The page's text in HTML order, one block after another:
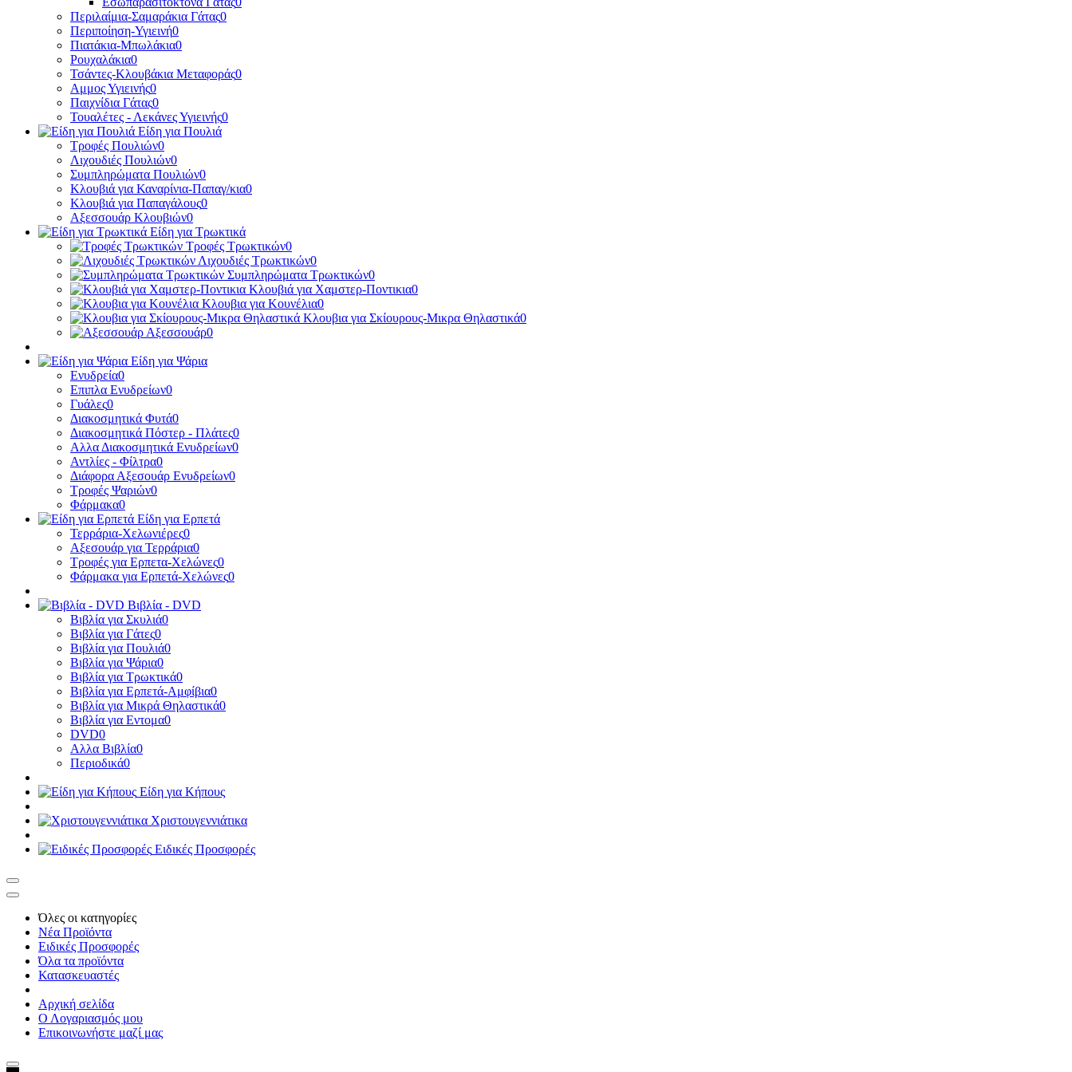
Περιλαίμια-Σαμαράκια Γάτας0
Περιποίηση-Υγιεινή0
Πιατάκια-Μπωλάκια0
Ρουχαλάκια0
Τσάντες-Κλουβάκια Μεταφοράς0
Αμμος Υγιεινής0
Παιχνίδια Γάτας0
Τουαλέτες - Λεκάνες Υγιεινής0
Είδη για Πουλιά
Τροφές Πουλιών0
Λιχουδιές Πουλιών0
Συμπληρώματα Πουλιών0
Κλουβιά για Καναρίνια-Παπαγ/κια0
Κλουβιά για Παπαγάλους0
Αξεσσουάρ Κλουβιών0
Είδη για Τρωκτικά
Τροφές Τρωκτικών0
Λιχουδιές Τρωκτικών0
Συμπληρώματα Τρωκτικών0
Κλουβιά για Χαμστερ-Ποντικια0
Κλουβια για Κουνέλια0
Κλουβια για Σκίουρους-Μικρα Θηλαστικά0
Αξεσσουάρ0
Είδη για Ψάρια
Ενυδρεία0
Επιπλα Ενυδρείων0
Γυάλες0
Διακοσμητικά Φυτά0
Διακοσμητικά Πόστερ - Πλάτες0
Αλλα Διακοσμητικά Ενυδρείων0
Αντλίες - Φίλτρα0
Διάφορα Αξεσουάρ Ενυδρείων0
Τροφές Ψαριών0
Φάρμακα0
Είδη για Ερπετά
Τερράρια-Χελωνιέρες0
Αξεσουάρ για Τερράρια0
Τροφές για Ερπετα-Χελώνες0
Φάρμακα για Ερπετά-Χελώνες0
Βιβλία - DVD
Βιβλία για Σκυλιά0
Βιβλία για Γάτες0
Βιβλία για Πουλιά0
Βιβλία για Ψάρια0
Βιβλία για Τρωκτικά0
Βιβλία για Ερπετά-Αμφίβια0
Βιβλία για Μικρά Θηλαστικά0
Βιβλία για Εντομα0
DVD0
Αλλα Βιβλία0
Περιοδικά0
Είδη για Κήπους
Χριστουγεννιάτικα
Ειδικές Προσφορές
Όλες οι κατηγορίες
Νέα Προϊόντα
Ειδικές Προσφορές
Όλα τα προϊόντα
Κατασκευαστές
Αρχική σελίδα
Ο Λογαριασμός μου
Επικοινωνήστε μαζί μας